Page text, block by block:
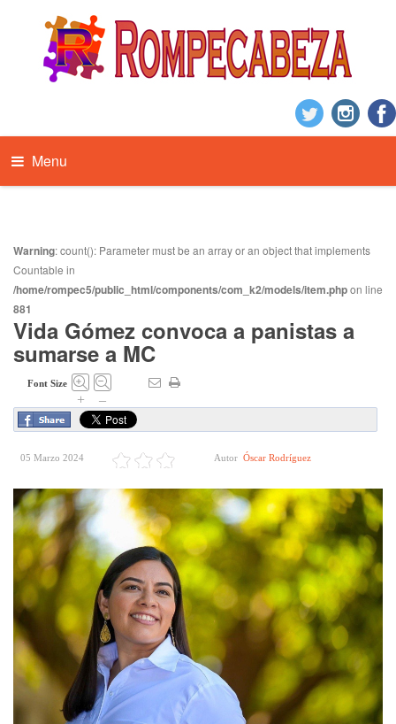
Menu
Warning: count(): Parameter must be an array or an object that implements
Countable in
/home/rompec5/public_html/components/com_k2/models/item.phpon line
881
Vida Gómez convoca a panistas a
sumarse a MC
Font Size
+ –
05 Marzo 2024 Autor Óscar Rodríguez